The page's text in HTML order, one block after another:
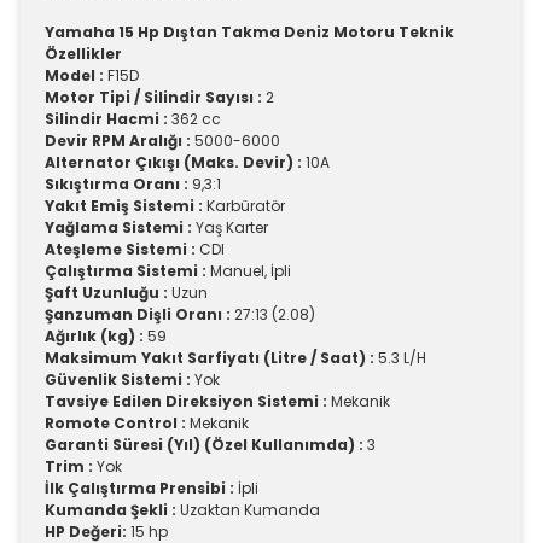
Yamaha 15 Hp Dıştan Takma Deniz Motoru Teknik
Özellikler
Model : F15D
Motor Tipi / Silindir Sayısı : 2
Silindir Hacmi : 362 cc
Devir RPM Aralığı : 5000-6000
Alternator Çıkışı (Maks. Devir) : 10A
Sıkıştırma Oranı : 9,3:1
Yakıt Emiş Sistemi : Karbüratör
Yağlama Sistemi : Yaş Karter
Ateşleme Sistemi : CDI
Çalıştırma Sistemi : Manuel, İpli
Şaft Uzunluğu : Uzun
Şanzuman Dişli Oranı : 27:13 (2.08)
Ağırlık (kg) : 59
Maksimum Yakıt Sarfiyatı (Litre / Saat) : 5.3 L/H
Güvenlik Sistemi : Yok
Tavsiye Edilen Direksiyon Sistemi : Mekanik
Romote Control : Mekanik
Garanti Süresi (Yıl) (Özel Kullanımda) : 3
Trim : Yok
İlk Çalıştırma Prensibi : İpli
Kumanda Şekli : Uzaktan Kumanda
HP Değeri: 15 hp